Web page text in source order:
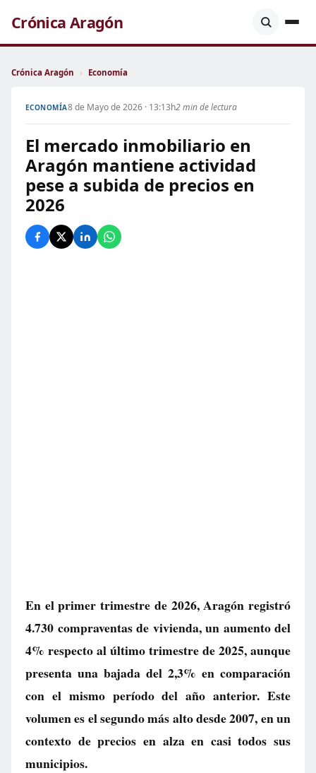
Crónica Aragón
Crónica Aragón › Economía
ECONOMÍA8 de Mayo de 2026 · 13:13h2 min de lectura
El mercado inmobiliario en
Aragón mantiene actividad
pese a subida de precios en
2026
En el primer trimestre de 2026, Aragón registró
4.730 compraventas de vivienda, un aumento del
4% respecto al último trimestre de 2025, aunque
presenta una bajada del 2,3% en comparación
con el mismo período del año anterior. Este
volumen es el segundo más alto desde 2007, en un
contexto de precios en alza en casi todos sus
municipios.